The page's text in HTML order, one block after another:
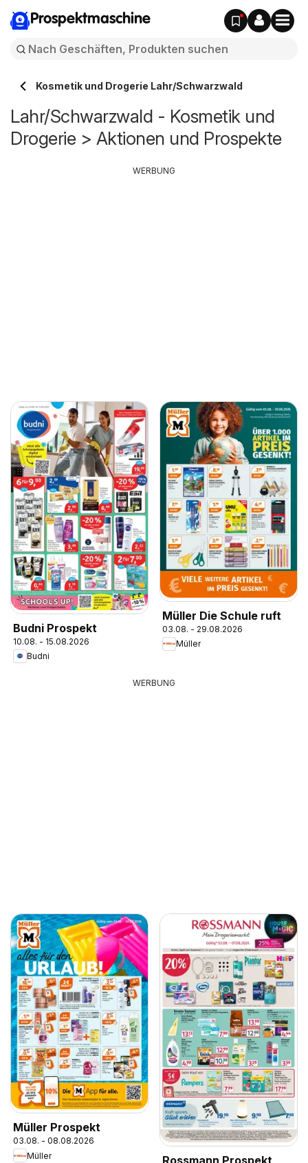
Prospektmaschine
Kosmetik und Drogerie Lahr/Schwarzwald
Lahr/Schwarzwald - Kosmetik und
Drogerie > Aktionen und Prospekte
Budni Prospekt
10.08. - 15.08.2026
Budni
Müller Die Schule ruft
03.08. - 29.08.2026
Müller
WERBUNG
WERBUNG
Müller Prospekt
03.08. - 08.08.2026
Müller